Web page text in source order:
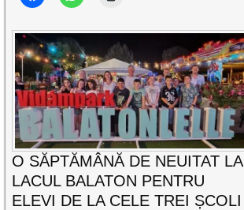
O SĂPTĂMÂNĂ DE NEUITAT LA
LACUL BALATON PENTRU
ELEVI DE LA CELE TREI ȘCOLI